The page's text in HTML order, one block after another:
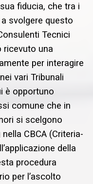
fiducia, che tra i
svolgere questo
Tecnici
ricevuto una
per interagire
vari Tribunali
è opportuno
comune che in
si scelgono
CBCA (Criteria-
della
procedura
per l’ascolto